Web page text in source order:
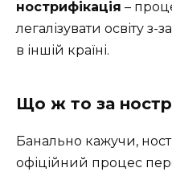
нострифікація –
легалізувати освіту з-
в іншій країні.
Що ж то за
Банально кажучи,
офіційний процес